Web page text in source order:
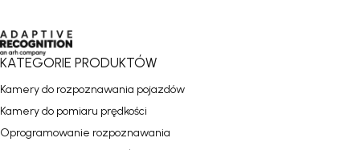
KATEGORIE PRODUKTÓW
Kamery do rozpoznawania pojazdów
Kamery do pomiaru prędkości
Oprogramowanie rozpoznawania